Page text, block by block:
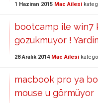
1 Haziran 2015 Mac Ailesi
bootcamp ile win7
gozukmuyor !
28 Aralık 2014 Mac Ailesi
macbook pro ya
mouse u görmüyor